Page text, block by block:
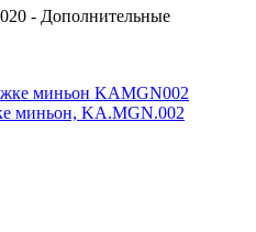
миньон, KA.MGN.002